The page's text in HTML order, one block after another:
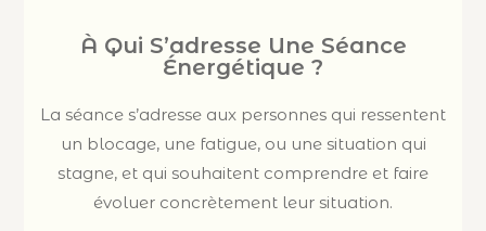
À Qui S’adresse Une Séance
Énergétique ?
La séance s’adresse aux personnes qui ressentent
un blocage, une fatigue, ou une situation qui
stagne, et qui souhaitent comprendre et faire
évoluer concrètement leur situation.